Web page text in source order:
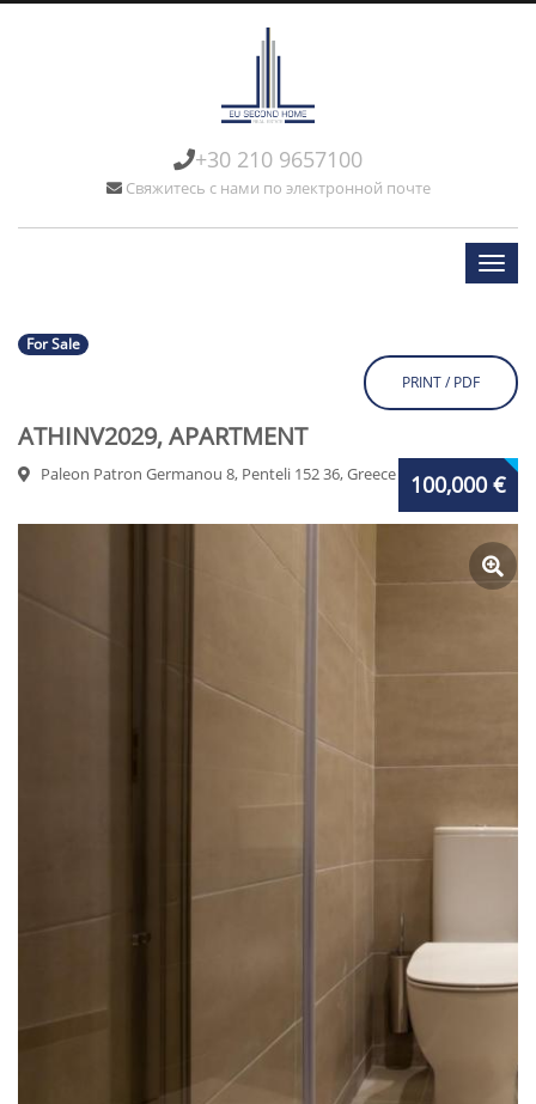
+30 210 9657100
Свяжитесь с нами по электронной почте
For Sale
PRINT / PDF
ATHINV2029, APARTMENT
100,000 €
Paleon Patron Germanou 8, Penteli 152 36, Greece